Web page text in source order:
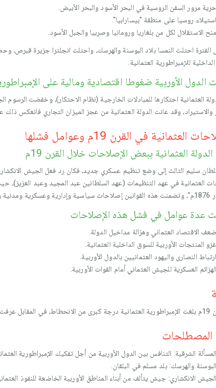
حرية مرور السفن الروسية في البحر الأسود والبحر الأبيض.
استيلاء روسيا على منطقة "بيسارابيا".
منح الاستقلال لكل من بلغاريا ورومانيا وصربيا والجبل الأسود.
احتلت النمسا بلاد البوسنة والهرسك، واحتلت انجلترا جزيرة قبرص،
للإمبراطورية العثمانية.
الدول الأوربية ضغوطا اقتصادية ومالية على
العثمانية احتكارها للمبادلات الخارجية (نظام الاحتكار)، وخفضت
والاستيراد، وقد عانت الدولة العثمانية من عجز الميزان التجاري فانعكس
العثمانية في القرن 19م وعوامل فشلها
العثمانية ببعض الإصلاحات خلال القرن 19م
سليم الثالث إلى وضع تنظيم عسكري جديد، فكان رد فعل الجيش
العثمانية في عهد التنظيمات (عهد السلطانين عبد المجيد وعبد
عدة عوامل في فشل هذه الإصلاحات
ضعف الاقتصاد العثماني وهزالة مداخيل الدولة.
غزو المنتجات الأوربية للسوق الداخلية العثمانية.
ارتباط النصارى واليهود العثمانيين بالدول الأوربية.
الهزائم العسكرية للجيش العثماني أمام القوات الأوربية.
محمد علي.
المسألة الشرقية: التنافس بين الدول الأوربية من أجل تفكيك الإمبراطورية
البوسنة والهرسك: بلد مسلم في البلقان.
الجيش الانكشاري: جيش يتألف من أبناء المناطق الأوربية الخاضعة للنفوذ